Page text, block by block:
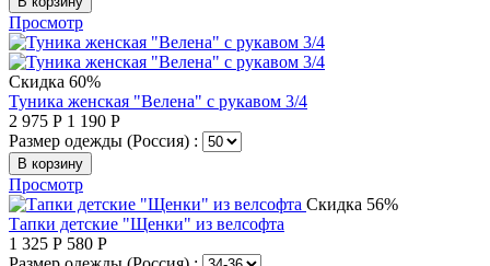
Просмотр
Скидка 60%
Туника женская "Велена" с рукавом 3/4
2 975 Р 1 190 Р
Размер одежды (Россия) :
В корзину
Просмотр
Скидка 56%
Тапки детские "Щенки" из велсофта
1 325 Р 580 Р